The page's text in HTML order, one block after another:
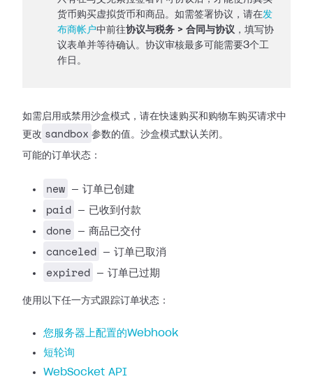
货币购买虚拟货币和商品。如需签署协议，请在发
布商帐户中前往协议与税务 > 合同与协议 ，填写协
议表单并等待确认。协议审核最多可能需要3个工
作日。
如需启用或禁用沙盒模式，请在快速购买和购物车购买请求中
更改 sandbox 参数的值。沙盒模式默认关闭。
可能的订单状态：
new — 订单已创建
paid — 已收到付款
done — 商品已交付
canceled — 订单已取消
expired — 订单已过期
使用以下任一方式跟踪订单状态：
您服务器上配置的Webhook
短轮询
WebSocket API